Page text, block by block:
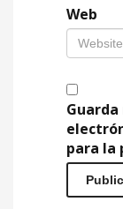
Web
para la